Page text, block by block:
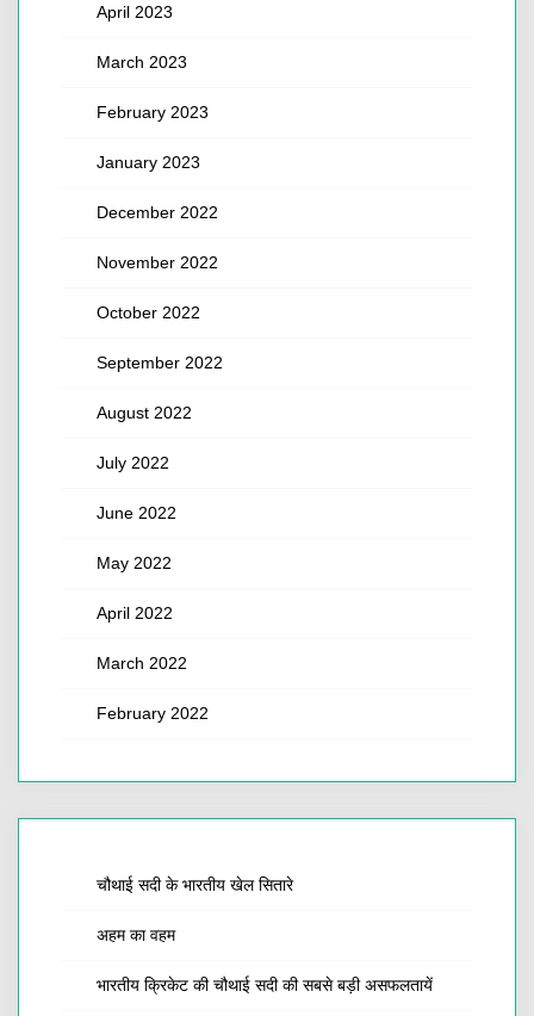
April 2023
March 2023
February 2023
January 2023
December 2022
November 2022
October 2022
September 2022
August 2022
July 2022
June 2022
May 2022
April 2022
March 2022
February 2022
चौथाई सदी के भारतीय खेल सितारे
अहम का वहम
भारतीय क्रिकेट की चौथाई सदी की सबसे बड़ी असफलतायें